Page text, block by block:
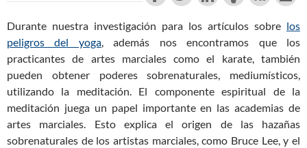
Durante nuestra investigación para los artículos sobre los
peligros del yoga, además nos encontramos que los
practicantes de artes marciales como el karate, también
pueden obtener poderes sobrenaturales, mediumísticos,
utilizando la meditación. El componente espiritual de la
meditación juega un papel importante en las academias de
artes marciales. Esto explica el origen de las hazañas
sobrenaturales de los artistas marciales, como Bruce Lee, y el